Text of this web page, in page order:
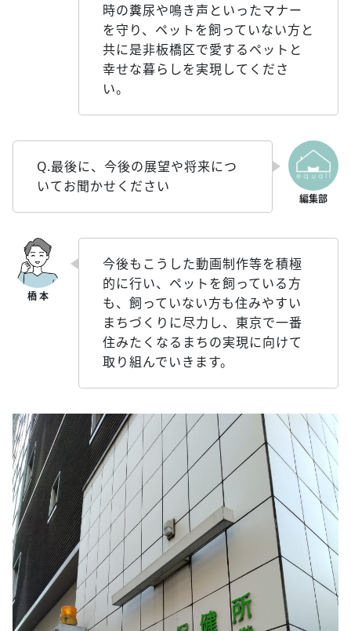
時の糞尿や鳴き声といったマナー
を守り、ペットを飼っていない方と
共に是非板橋区で愛するペットと
幸せな暮らしを実現してくださ
い。
Q.最後に、今後の展望や将来につ
いてお聞かせください
今後もこうした動画制作等を積極
的に行い、ペットを飼っている方
も、飼っていない方も住みやすい
まちづくりに尽力し、東京で一番
住みたくなるまちの実現に向けて
取り組んでいきます。